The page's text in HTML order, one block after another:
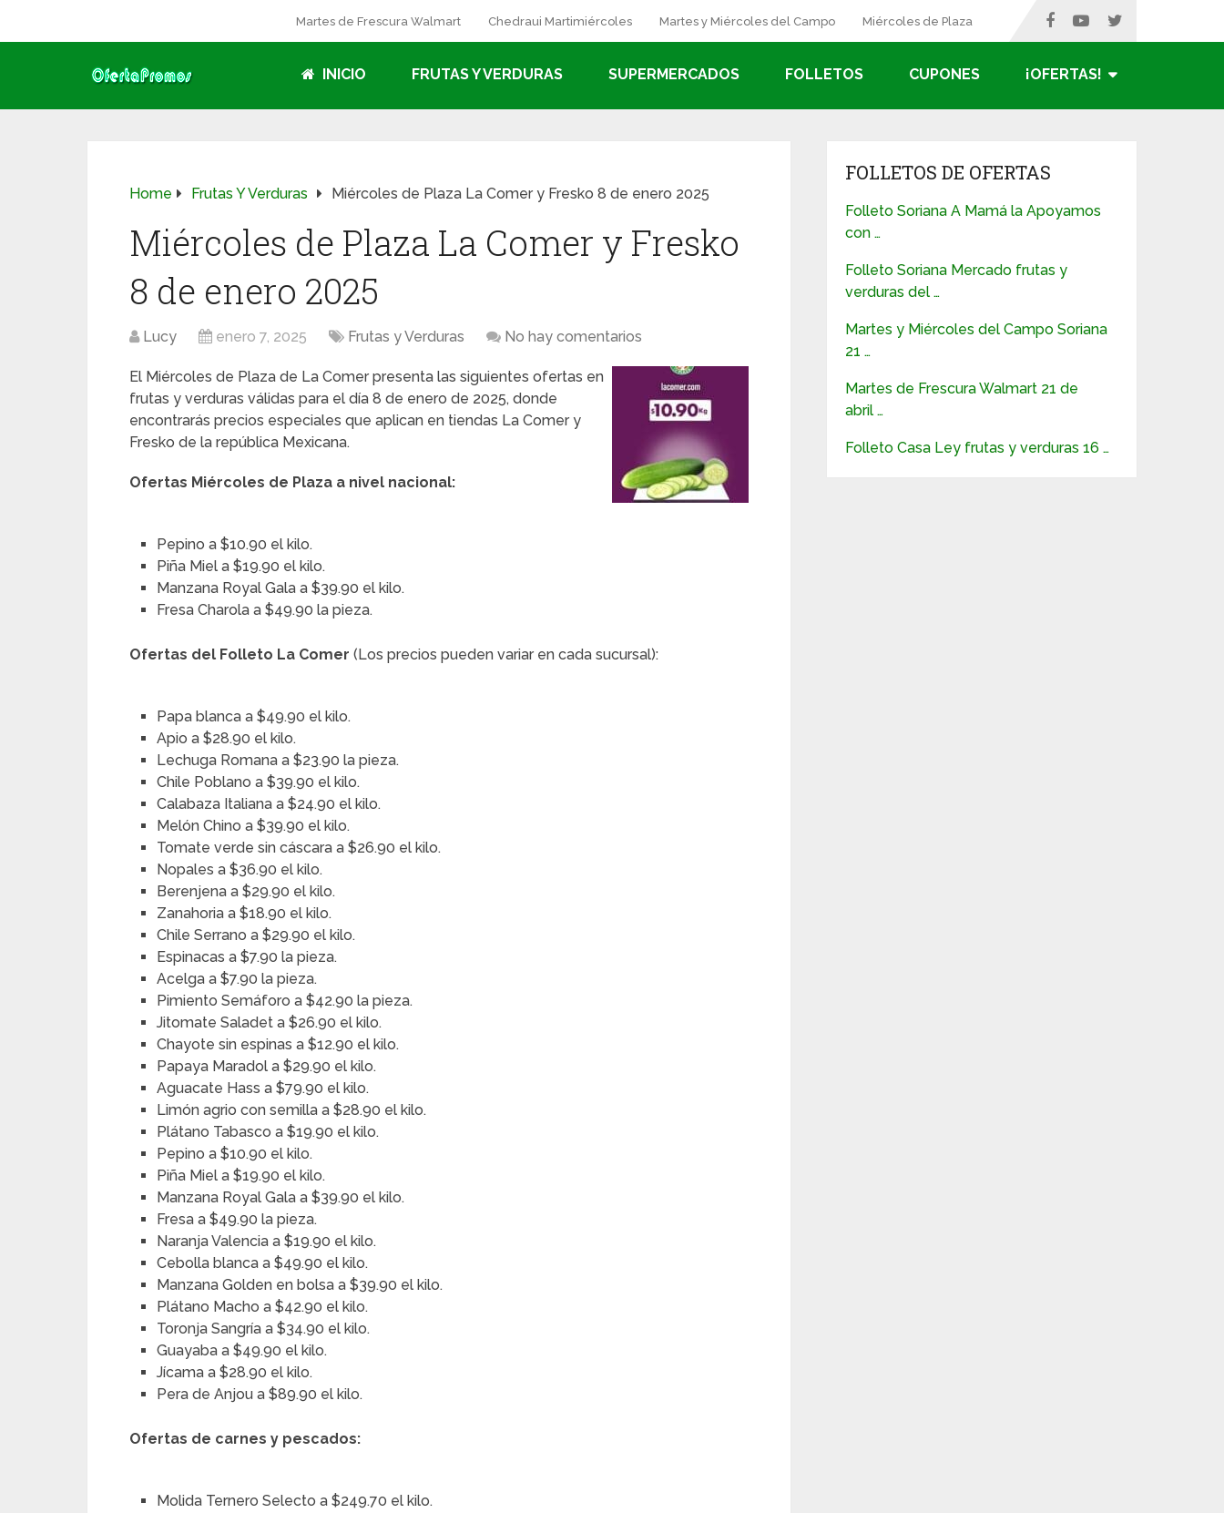
Martes de Frescura Walmart Chedraui Martimiércoles Martes y Miércoles del Campo Miércoles de Plaza
INICIO FRUTAS Y VERDURAS SUPERMERCADOS FOLLETOS CUPONES ¡OFERTAS!
Home Frutas Y Verduras Miércoles de Plaza La Comer y Fresko 8 de enero 2025
Miércoles de Plaza La Comer y Fresko
8 de enero 2025
Lucy enero 7, 2025 Frutas y Verduras No hay comentarios
El Miércoles de Plaza de La Comer presenta las siguientes ofertas en
frutas y verduras válidas para el día 8 de enero de 2025, donde
encontrarás precios especiales que aplican en tiendas La Comer y
Fresko de la república Mexicana.
Ofertas Miércoles de Plaza a nivel nacional:
Pepino a $10.90 el kilo.
Piña Miel a $19.90 el kilo.
Manzana Royal Gala a $39.90 el kilo.
Fresa Charola a $49.90 la pieza.
Ofertas del Folleto La Comer (Los precios pueden variar en cada sucursal):
Papa blanca a $49.90 el kilo.
Apio a $28.90 el kilo.
Lechuga Romana a $23.90 la pieza.
Chile Poblano a $39.90 el kilo.
Calabaza Italiana a $24.90 el kilo.
Melón Chino a $39.90 el kilo.
Tomate verde sin cáscara a $26.90 el kilo.
Nopales a $36.90 el kilo.
Berenjena a $29.90 el kilo.
Zanahoria a $18.90 el kilo.
Chile Serrano a $29.90 el kilo.
Espinacas a $7.90 la pieza.
Acelga a $7.90 la pieza.
Pimiento Semáforo a $42.90 la pieza.
Jitomate Saladet a $26.90 el kilo.
Chayote sin espinas a $12.90 el kilo.
Papaya Maradol a $29.90 el kilo.
Aguacate Hass a $79.90 el kilo.
Limón agrio con semilla a $28.90 el kilo.
Plátano Tabasco a $19.90 el kilo.
Pepino a $10.90 el kilo.
Piña Miel a $19.90 el kilo.
Manzana Royal Gala a $39.90 el kilo.
Fresa a $49.90 la pieza.
Naranja Valencia a $19.90 el kilo.
Cebolla blanca a $49.90 el kilo.
Manzana Golden en bolsa a $39.90 el kilo.
Plátano Macho a $42.90 el kilo.
Toronja Sangría a $34.90 el kilo.
Guayaba a $49.90 el kilo.
Jícama a $28.90 el kilo.
Pera de Anjou a $89.90 el kilo.
Ofertas de carnes y pescados:
Molida Ternero Selecto a $249.70 el kilo.
FOLLETOS DE OFERTAS
Folleto Soriana A Mamá la Apoyamos
con …
Folleto Soriana Mercado frutas y
verduras del …
Martes y Miércoles del Campo Soriana
21 …
Martes de Frescura Walmart 21 de
abril …
Folleto Casa Ley frutas y verduras 16 …